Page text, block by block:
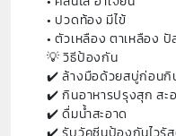
• ปวดท้อง มีไข้
• ตัวเหลือง ตาเหลือง ปั
💡 วิธีป้องกัน
✔️ ล้างมือด้วยสบู่ก่อนกิ
✔️ กินอาหารปรุงสุก สะ
✔️ ดื่มน้ำสะอาด